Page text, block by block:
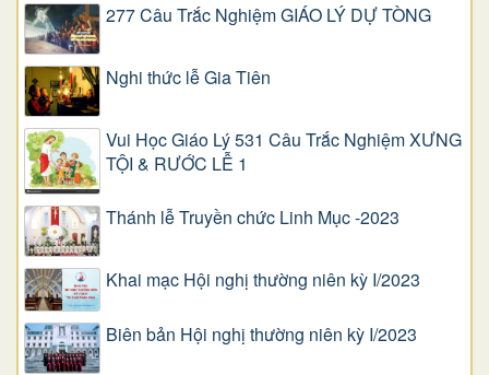
277 Câu Trắc Nghiệm GIÁO LÝ DỰ TÒNG
Nghi thức lễ Gia Tiên
Vui Học Giáo Lý 531 Câu Trắc Nghiệm XƯNG
TỘI & RƯỚC LỄ 1
Thánh lễ Truyền chức Linh Mục -2023
Khai mạc Hội nghị thường niên kỳ I/2023
Biên bản Hội nghị thường niên kỳ I/2023